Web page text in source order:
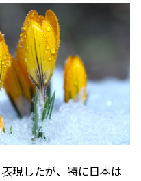
現したが、特に日本は